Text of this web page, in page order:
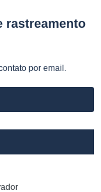
rastreamento
por email.